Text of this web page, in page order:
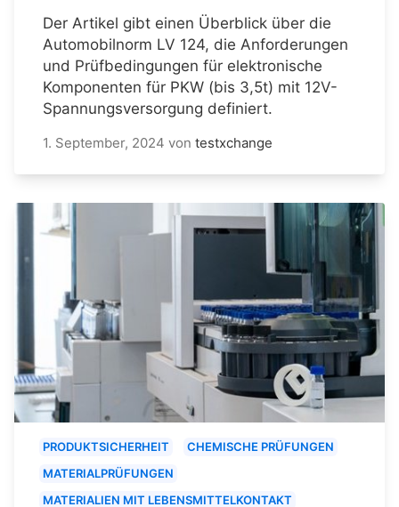
Der Artikel gibt einen Überblick über die
Automobilnorm LV 124, die Anforderungen
und Prüfbedingungen für elektronische
Komponenten für PKW (bis 3,5t) mit 12V-
Spannungsversorgung definiert.
1. September, 2024 von testxchange
PRODUKTSICHERHEIT
CHEMISCHE PRÜFUNGEN
MATERIALPRÜFUNGEN
MATERIALIEN MIT LEBENSMITTELKONTAKT